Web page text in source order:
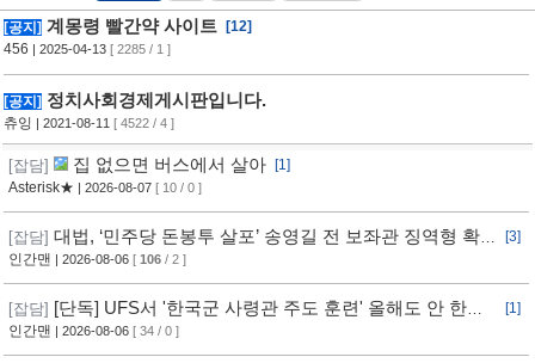
[공지] 계몽령 빨간약 사이트 [12]
456 | 2025-04-13 [ 2285 / 1 ]
[공지] 정치사회경제게시판입니다.
츄잉 | 2021-08-11 [ 4522 / 4 ]
[잡담] 집 없으면 버스에서 살아 [1]
Asterisk★ | 2026-08-07 [ 10 / 0 ]
[잡담] 대법, ‘민주당 돈봉투 살포’ 송영길 전 보좌관 징역형 확
정
[3]
인간맨 | 2026-08-06 [ 106 / 2 ]
[잡담] [단독] UFS서 '한국군 사령관 주도 훈련' 올해도 안 한
다... 美, 전작권 전환 신중 기류
[1]
인간맨 | 2026-08-06 [ 34 / 0 ]